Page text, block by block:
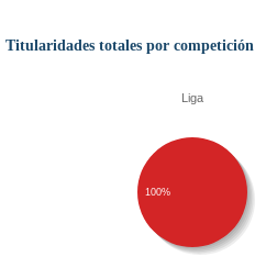
Titularidades totales por competición
Liga
100%